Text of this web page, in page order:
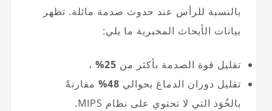
بالنسبة للرأس عند حدوث صدمة مائلة. تظهر
بيانات الأبحاث المخبرية ما يلي:
تقليل قوة الصدمة بأكثر من 25%
،
تقليل دوران الدماغ بحوالي 48%
مقارنةً
بالخُوَذ التي لا تحتوي على نظام MIPS.